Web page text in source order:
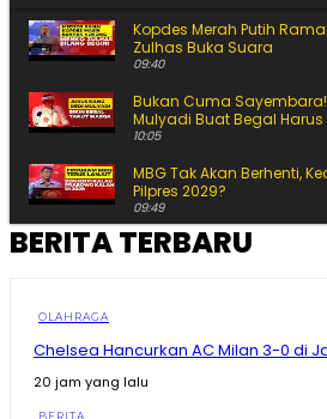
Kopdes Merah Putih
Zulhas Buka Suara
09:40
Bukan Cuma Sayembara!
Mulyadi Buat Begal Harus
10:05
MBG Tak Akan Berhenti,
Pilpres 2029?
09:49
Pernah Hidup Pas-Pasan
10:16
Bikin Prabowo Kaget!
BERITA TERBARU
OLAHRAGA
Chelsea Hancurkan AC Milan 3-0 di
20 jam yang lalu
BERITA